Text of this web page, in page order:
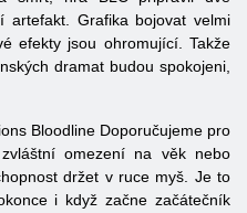
artefakt. Grafika bojovat velmi
efekty jsou ohromující. Takže
dramat budou spokojeni,
Bloodline Doporučujeme pro
omezení na věk nebo
držet v ruce myš. Je to
i když začne začátečník